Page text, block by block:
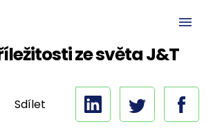
ze světa J&T
Sdílet